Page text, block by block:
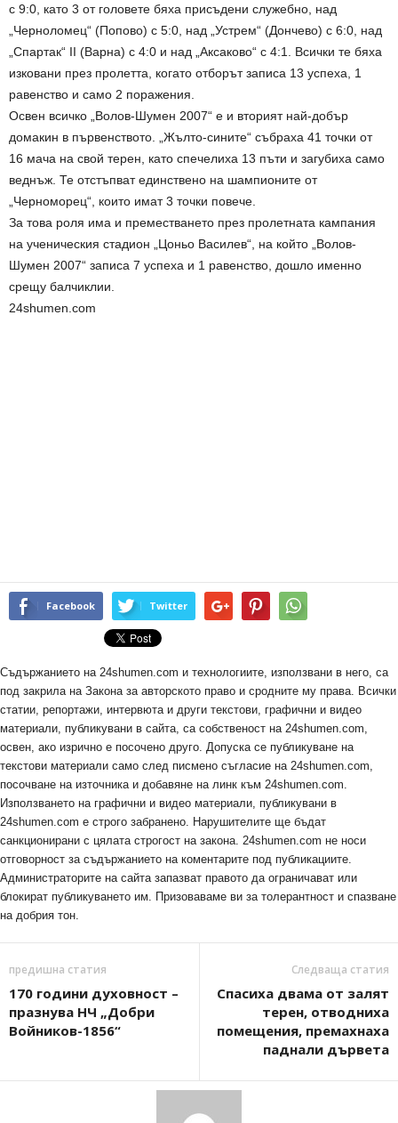
с 9:0, като 3 от головете бяха присъдени служебно, над
„Черноломец“ (Попово) с 5:0, над „Устрем“ (Дончево) с 6:0, над
„Спартак“ II (Варна) с 4:0 и над „Аксаково“ с 4:1. Всички те бяха
изковани през пролетта, когато отборът записа 13 успеха, 1
равенство и само 2 поражения.
Освен всичко „Волов-Шумен 2007“ е и вторият най-добър
домакин в първенството. „Жълто-сините“ събраха 41 точки от
16 мача на свой терен, като спечелиха 13 пъти и загубиха само
веднъж. Те отстъпват единствено на шампионите от
„Черноморец“, които имат 3 точки повече.
За това роля има и преместването през пролетната кампания
на ученическия стадион „Цоньо Василев“, на който „Волов-
Шумен 2007“ записа 7 успеха и 1 равенство, дошло именно
срещу балчиклии.
24shumen.com
Facebook Twitter
Съдържанието на 24shumen.com и технологиите, използвани в него, са
под закрила на Закона за авторското право и сродните му права. Всички
статии, репортажи, интервюта и други текстови, графични и видео
материали, публикувани в сайта, са собственост на 24shumen.com,
освен, ако изрично е посочено друго. Допуска се публикуване на
текстови материали само след писмено съгласие на 24shumen.com,
посочване на източника и добавяне на линк към 24shumen.com.
Използването на графични и видео материали, публикувани в
24shumen.com е строго забранено. Нарушителите ще бъдат
санкционирани с цялата строгост на закона. 24shumen.com не носи
отговорност за съдържанието на коментарите под публикациите.
Администраторите на сайта запазват правото да ограничават или
блокират публикуването им. Призоваваме ви за толерантност и спазване
на добрия тон.
предишна статия
170 години духовност –
празнува НЧ „Добри
Войников-1856“
Следваща статия
Спасиха двама от залят
терен, отводниха
помещения, премахнаха
паднали дървета